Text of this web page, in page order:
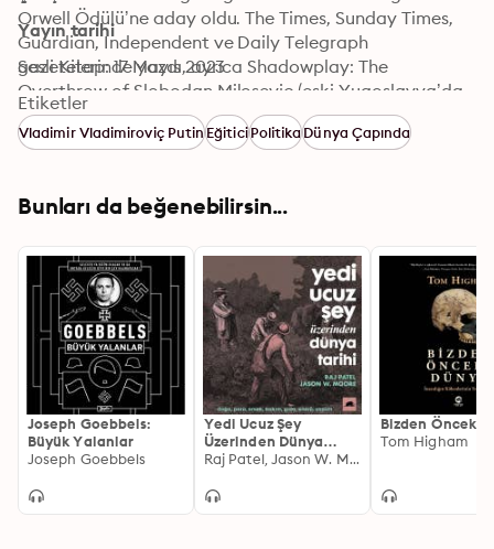
Orwell Ödülü’ne aday oldu. The Times, Sunday Times,
Guardian, Independent ve Daily Telegraph
gazetelerinde yazdı, ayrıca Shadowplay: The
Overthrow of Slobodan Milosevic (eski Yugoslavya’da
çok satan listesine girdi), “Dirty Northern B*st*rds!” and
Other Tales from the Terraces: The Story of Britain’s
TheWhatandtheWhy. com isimli sitenin kurucusu ve
Yayın tarihi
Sesli Kitap: 17 Mayıs 2023
Etiketler
Vladimir Vladimiroviç PutinEğiticiPolitikaDünya Çapında
Bunları da beğenebilirsin...
Joseph Goebbels:
Büyük Yalanlar
Joseph Goebbels
Yedi Ucuz Şey
Üzerinden Dünya
Tarihi
Raj Patel, Jason W. Moore
Bizden Önceki
Tom Higham